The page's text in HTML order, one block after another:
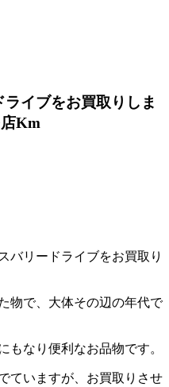
イブをお買取りしま
Km
リードライブをお買取り
物で、大体その辺の年代で
もなり便利なお品物です。
ていますが、お買取りさせ